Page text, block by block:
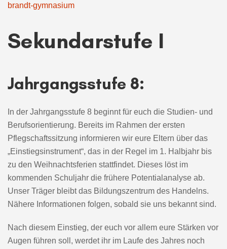
brandt-gymnasium
Sekundarstufe I
Jahrgangsstufe 8:
In der Jahrgangsstufe 8 beginnt für euch die Studien- und
Berufsorientierung. Bereits im Rahmen der ersten
Pflegschaftssitzung informieren wir eure Eltern über das
„Einstiegsinstrument“, das in der Regel im 1. Halbjahr bis
zu den Weihnachtsferien stattfindet. Dieses löst im
kommenden Schuljahr die frühere Potentialanalyse ab.
Unser Träger bleibt das Bildungszentrum des Handelns.
Nähere Informationen folgen, sobald sie uns bekannt sind.
Nach diesem Einstieg, der euch vor allem eure Stärken vor
Augen führen soll, werdet ihr im Laufe des Jahres noch